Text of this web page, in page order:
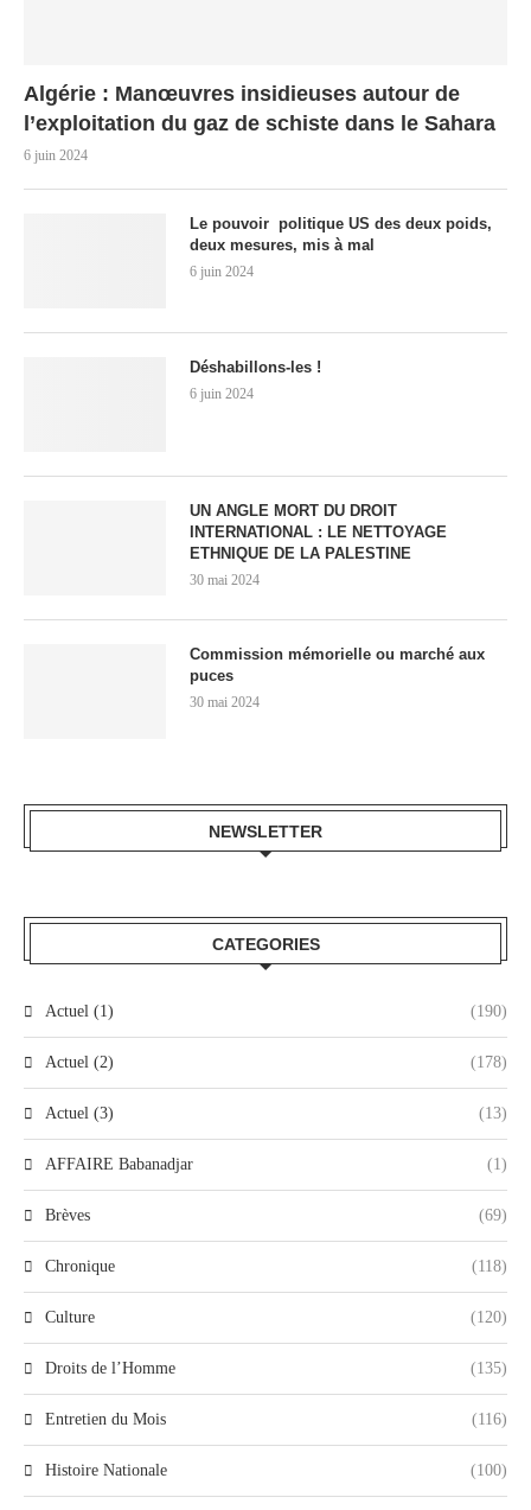
Algérie : Manœuvres insidieuses autour de
l’exploitation du gaz de schiste dans le Sahara
6 juin 2024
Le pouvoir politique US des deux poids,
deux mesures, mis à mal
6 juin 2024
Déshabillons-les !
6 juin 2024
UN ANGLE MORT DU DROIT
INTERNATIONAL : LE NETTOYAGE
ETHNIQUE DE LA PALESTINE
30 mai 2024
Commission mémorielle ou marché aux
puces
30 mai 2024
NEWSLETTER
CATEGORIES
Actuel (1) (190)
Actuel (2) (178)
Actuel (3) (13)
AFFAIRE Babanadjar (1)
Brèves (69)
Chronique (118)
Culture (120)
Droits de l’Homme (135)
Entretien du Mois (116)
Histoire Nationale (100)